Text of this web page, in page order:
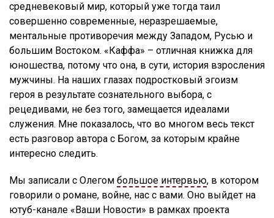
средневековый мир, который уже тогда таил
совершенно современные, неразрешаемые,
ментальные противоречия между Западом, Русью и
большим Востоком. «Каффа» – отличная книжка для
юношества, потому что она, в сути, история взросления
мужчины. На наших глазах подростковый эгоизм
героя в результате сознательного выбора, с
рецедивами, не без того, замещается идеалами
служения. Мне показалось, что во многом весь текст
есть разговор автора с Богом, за которым крайне
интересно следить.
Мы записали с Олегом большое интервью, в котором
говорили о романе, войне, нас с вами. Оно выйдет на
ютуб-канале «Ваши Новости» в рамках проекта